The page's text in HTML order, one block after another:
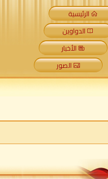
الرئيسية
الدواوين
الأخبار
الصور